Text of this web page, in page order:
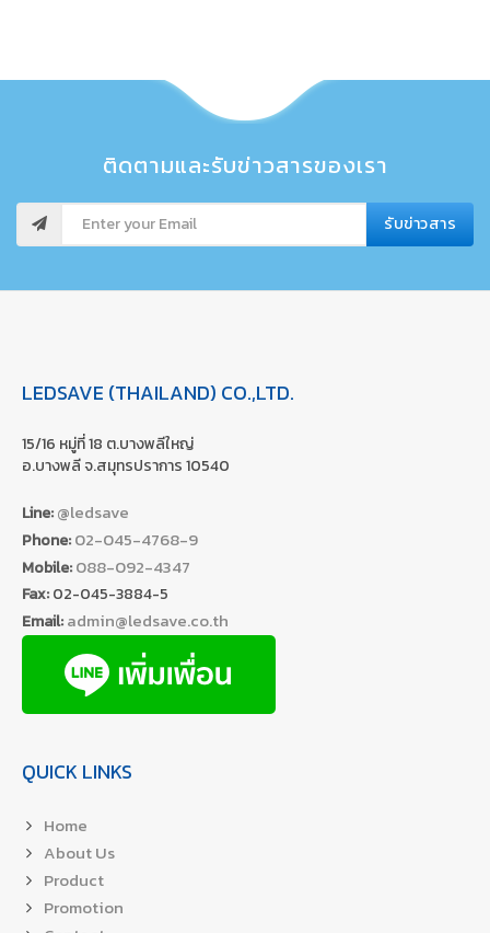
ติดตามและรับข่าวสารของเรา
รับข่าวสาร
LEDSAVE (THAILAND) CO.,LTD.
15/16 หมู่ที่ 18 ต.บางพลีใหญ่
อ.บางพลี จ.สมุทรปราการ 10540
Line:@ledsave
Phone:02-045-4768-9
Mobile:088-092-4347
Fax:02-045-3884-5
Email:admin@ledsave.co.th
QUICK LINKS
Home
About Us
Product
Promotion